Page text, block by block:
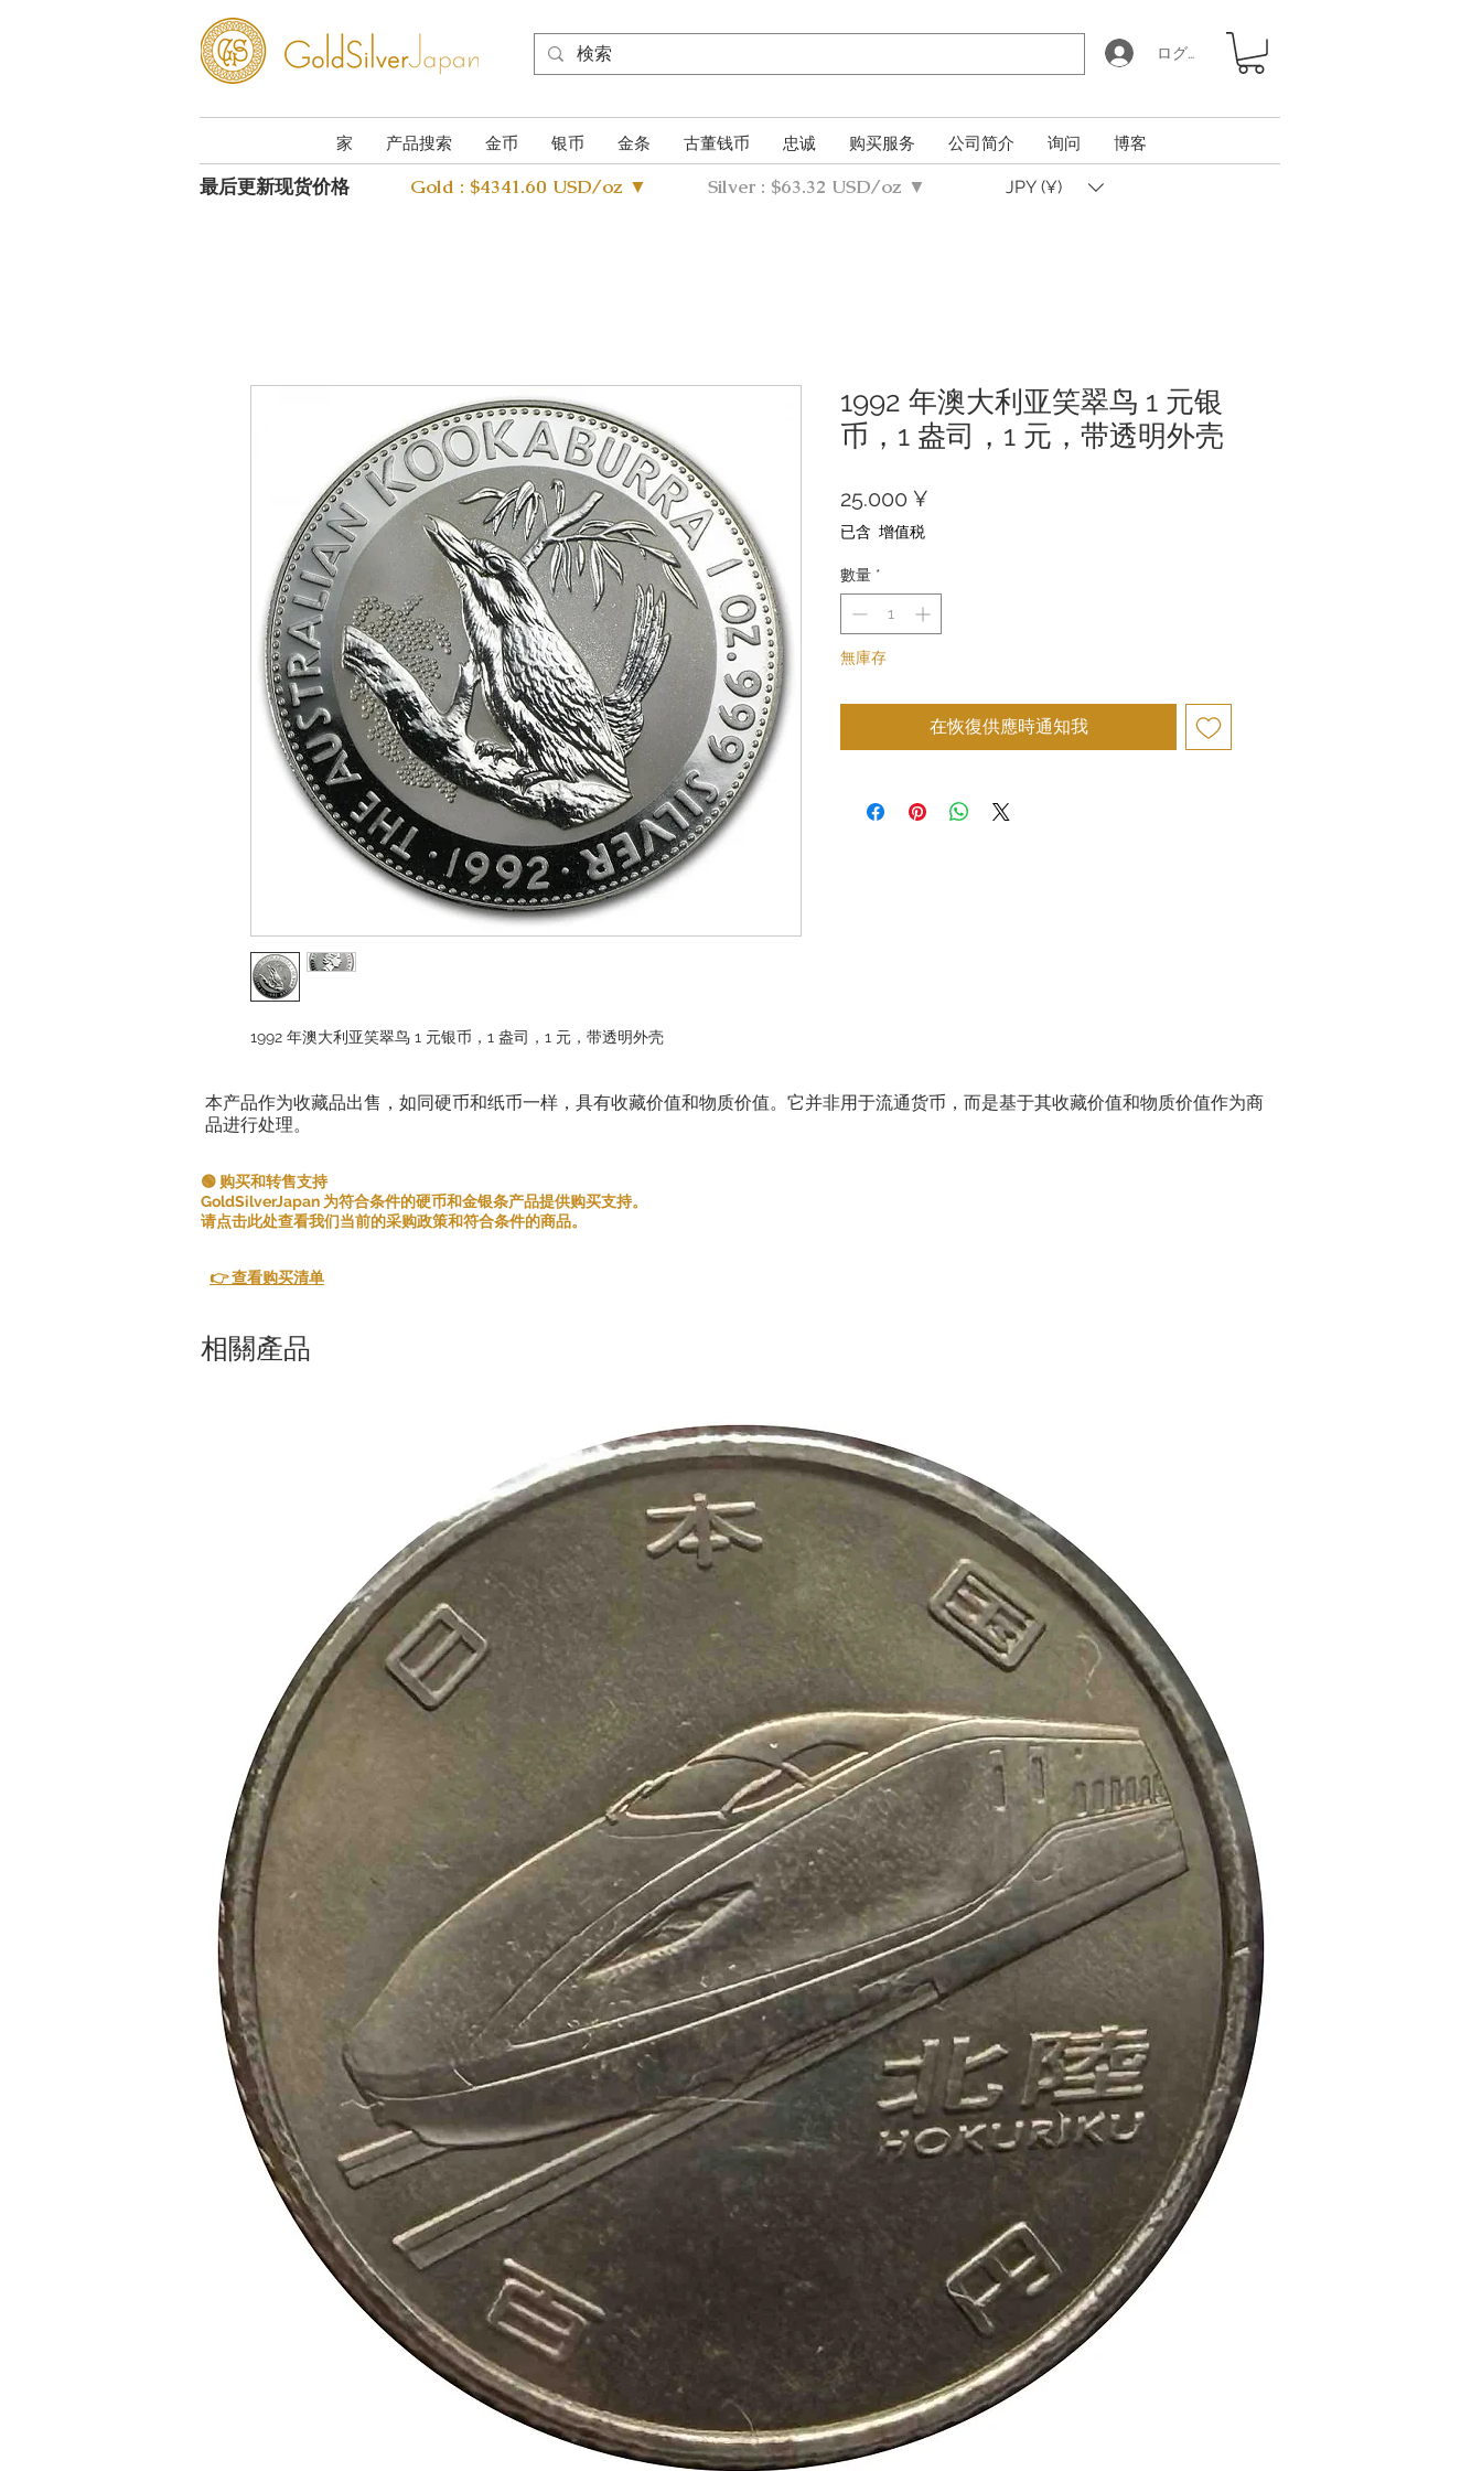
ログイン
家 产品搜索 金币 银币 金条 古董钱币 忠诚 购买服务 公司简介 询问 博客
最后更新现货价格 Gold : $4341.60 USD/oz ▼ Silver : $63.32 USD/oz ▼ JPY (¥)
1992 年澳大利亚笑翠鸟 1 元银币，1 盎司，1 元，带透明外壳
1992 年澳大利亚笑翠鸟 1 元银
币，1 盎司，1 元，带透明外壳
25.000 ¥
已含 增值税
數量 *
無庫存
在恢復供應時通知我
本产品作为收藏品出售，如同硬币和纸币一样，具有收藏价值和物质价值。它并非用于流通货币，而是基于其收藏价值和物质价值作为商
品进行处理。
🟢 购买和转售支持
GoldSilverJapan 为符合条件的硬币和金银条产品提供购买支持。
请点击此处查看我们当前的采购政策和符合条件的商品。
👉 查看购买清单
相關產品